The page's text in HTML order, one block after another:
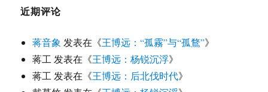
近期评论
蒋音象 发表在《王博远：“孤霧”与“孤鶩”》
蒋工发表在《王博远：杨锐沉浮》
蒋工发表在《王博远：后北伐时代》